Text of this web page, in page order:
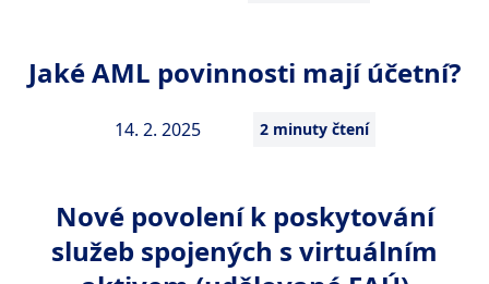
14. 2. 2025 2 minuty čtení
Jaké AML povinnosti mají účetní?
Nové povolení k poskytování
služeb spojených s virtuálním